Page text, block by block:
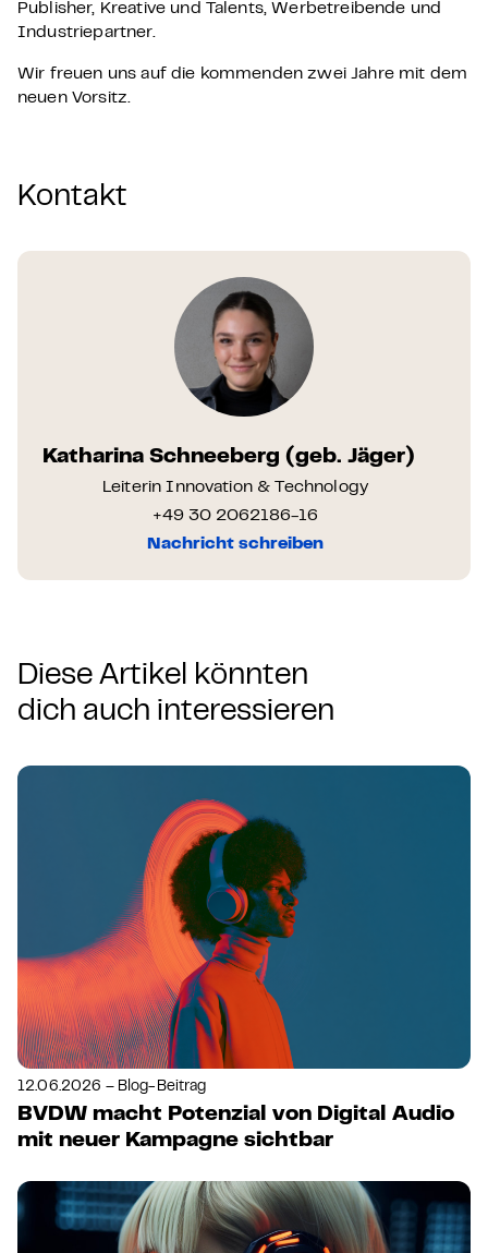
Publisher, Kreative und Talents, Werbetreibende und
Industriepartner.
Wir freuen uns auf die kommenden zwei Jahre mit dem
neuen Vorsitz.
Kontakt
Katharina Schneeberg (geb. Jäger)
Leiterin Innovation & Technology
+49 30 2062186-16
Nachricht schreiben
Diese Artikel könnten
dich auch interessieren
12.06.2026 – Blog-Beitrag
BVDW macht Potenzial von Digital Audio
mit neuer Kampagne sichtbar